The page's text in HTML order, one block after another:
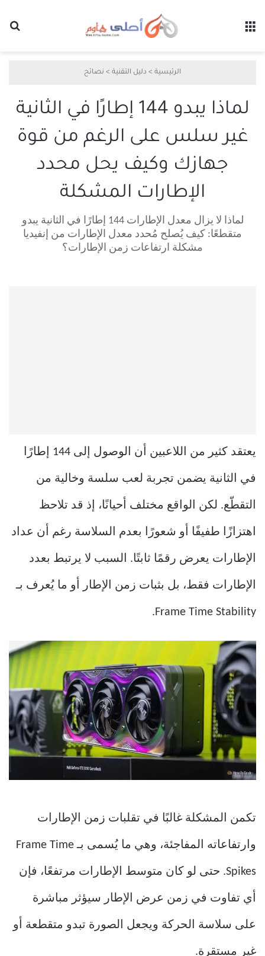
الرئيسية > دليل التقنية > نصائح
لماذا يبدو 144 إطارًا في الثانية
غير سلس على الرغم من قوة
جهازك وكيف يحل محدد
الإطارات المشكلة
لماذا لا يزال معدل الإطارات 144 إطارًا في الثانية يبدو
متقطعًا: كيف يُصلح مُحدد معدل الإطارات من إنفيديا
مشكلة ارتفاعات زمن الإطارات؟
يعتقد كثير من اللاعبين أن الوصول إلى 144 إطارًا
في الثانية يضمن تجربة لعب سلسة وخالية من
التقطّع. لكن الواقع مختلف أحيانًا، إذ قد تلاحظ
اهتزازًا طفيفًا أو شعورًا بعدم السلاسة رغم أن عداد
الإطارات يعرض رقمًا ثابتًا. السبب لا يرتبط بعدد
الإطارات فقط، بل بثبات زمن الإطار أو ما يُعرف بـ
Frame Time Stability.
تكمن المشكلة غالبًا في تقلبات زمن الإطارات
وارتفاعاته المفاجئة، وهي ما يُسمى بـ Frame Time
Spikes. حتى لو كان متوسط الإطارات مرتفعًا، فإن
أي تفاوت في زمن عرض الإطار سيؤثر مباشرة
على سلاسة الحركة ويجعل الصورة تبدو متقطعة أو
غير مستقرة.